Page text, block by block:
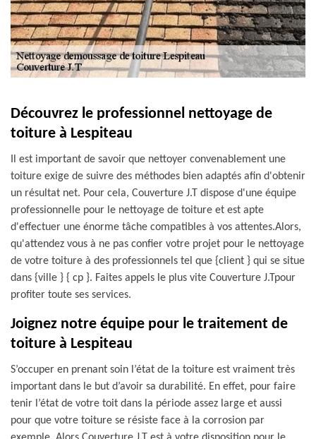
Découvrez le professionnel nettoyage de
toiture à Lespiteau
Il est important de savoir que nettoyer convenablement une
toiture exige de suivre des méthodes bien adaptés afin d'obtenir
un résultat net. Pour cela, Couverture J.T dispose d'une équipe
professionnelle pour le nettoyage de toiture et est apte
d'effectuer une énorme tâche compatibles à vos attentes.Alors,
qu'attendez vous à ne pas confier votre projet pour le nettoyage
de votre toiture à des professionnels tel que {client } qui se situe
dans {ville } { cp }. Faites appels le plus vite Couverture J.Tpour
profiter toute ses services.
Joignez notre équipe pour le traitement de
toiture à Lespiteau
S’occuper en prenant soin l’état de la toiture est vraiment très
important dans le but d’avoir sa durabilité. En effet, pour faire
tenir l’état de votre toit dans la période assez large et aussi
pour que votre toiture se résiste face à la corrosion par